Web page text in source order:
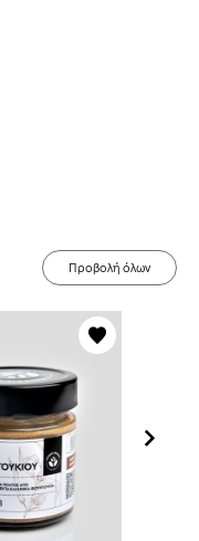
Προβολή όλων